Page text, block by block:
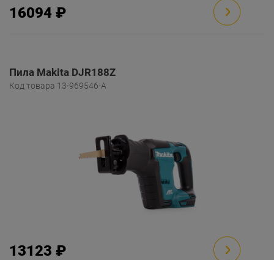
16094 ₽
Пила Makita DJR188Z
Код товара 13-969546-A
13123 ₽